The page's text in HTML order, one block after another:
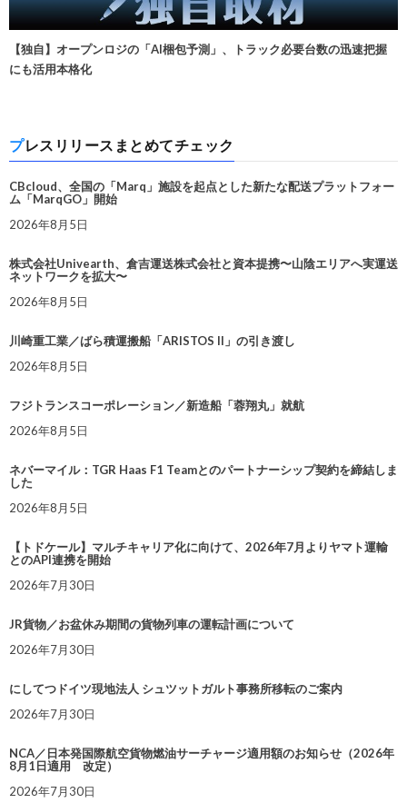
【独自】オープンロジの「AI梱包予測」、トラック必要台数の迅速把握
にも活用本格化
プレスリリースまとめてチェック
CBcloud、全国の「Marq」施設を起点とした新たな配送プラットフォー
ム「MarqGO」開始
2026年8月5日
株式会社Univearth、倉吉運送株式会社と資本提携〜山陰エリアへ実運送
ネットワークを拡大〜
2026年8月5日
川崎重工業／ばら積運搬船「ARISTOS II」の引き渡し
2026年8月5日
フジトランスコーポレーション／新造船「蓉翔丸」就航
2026年8月5日
ネバーマイル：TGR Haas F1 Teamとのパートナーシップ契約を締結しま
した
2026年8月5日
【トドケール】マルチキャリア化に向けて、2026年7月よりヤマト運輸
とのAPI連携を開始
2026年7月30日
JR貨物／お盆休み期間の貨物列車の運転計画について
2026年7月30日
にしてつドイツ現地法人 シュツットガルト事務所移転のご案内
2026年7月30日
NCA／日本発国際航空貨物燃油サーチャージ適用額のお知らせ（2026年
8月1日適用 改定）
2026年7月30日